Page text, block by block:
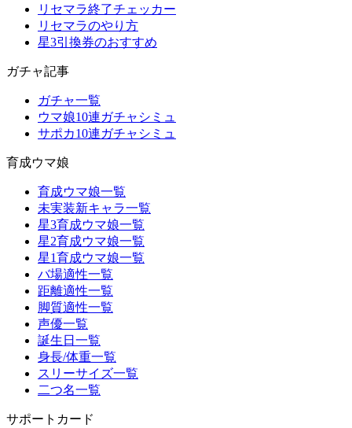
リセマラ終了チェッカー
リセマラのやり方
星3引換券のおすすめ
ガチャ記事
ガチャ一覧
ウマ娘10連ガチャシミュ
サポカ10連ガチャシミュ
育成ウマ娘
育成ウマ娘一覧
未実装新キャラ一覧
星3育成ウマ娘一覧
星2育成ウマ娘一覧
星1育成ウマ娘一覧
バ場適性一覧
距離適性一覧
脚質適性一覧
声優一覧
誕生日一覧
身長/体重一覧
スリーサイズ一覧
二つ名一覧
サポートカード